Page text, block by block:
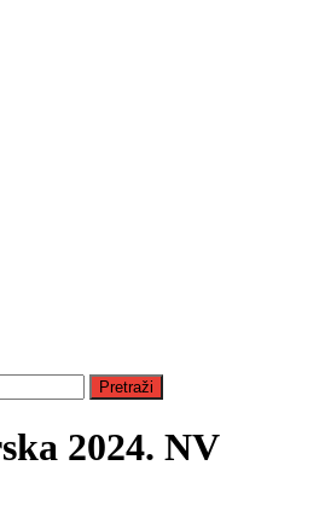
2024. NV